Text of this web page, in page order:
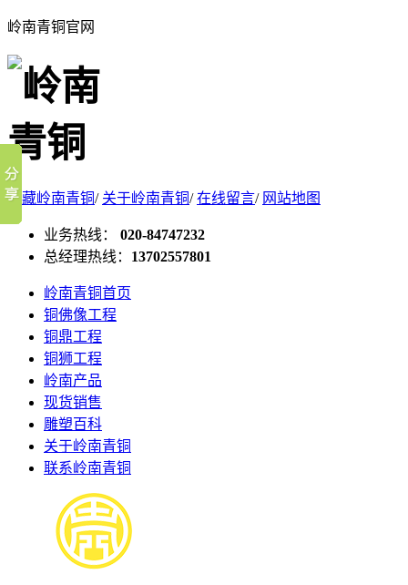
岭南青铜官网
收藏岭南青铜/ 关于岭南青铜/在线留言/ 网站地图
业务热线： 020-84747232
总经理热线： 13702557801
岭南青铜首页
铜佛像工程
铜鼎工程
铜狮工程
岭南产品
现货销售
雕塑百科
关于岭南青铜
联系岭南青铜